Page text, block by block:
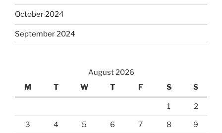
October 2024
September 2024
August 2026
M
T W T F S S
1 2
3 4 5 6 7 8 9